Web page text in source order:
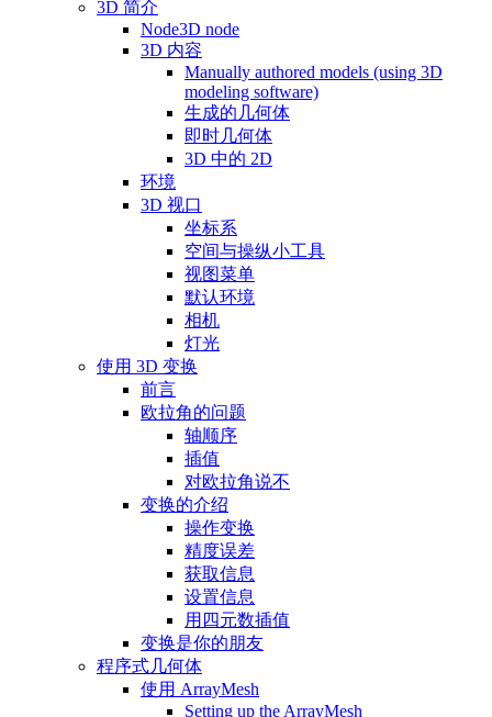
3D 简介
Node3D node
3D 内容
Manually authored models (using 3D
modeling software)
生成的几何体
即时几何体
3D 中的 2D
环境
3D 视口
坐标系
空间与操纵小工具
视图菜单
默认环境
相机
灯光
使用 3D 变换
前言
欧拉角的问题
轴顺序
插值
对欧拉角说不
变换的介绍
操作变换
精度误差
获取信息
设置信息
用四元数插值
变换是你的朋友
程序式几何体
使用 ArrayMesh
Setting up the ArrayMesh